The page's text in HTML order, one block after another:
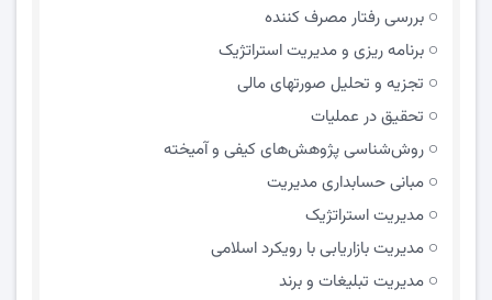
بررسی رفتار مصرف کننده
برنامه ریزی و مدیریت استراتژیک
تجزیه و تحلیل صورتهای مالی
تحقیق در عملیات
روش‌شناسی پژوهش‌های کیفی و آمیخته
مبانی حسابداری مدیریت
مدیریت استراتژیک
مدیریت بازاریابی با رویکرد اسلامی
مدیریت تبلیغات و برند